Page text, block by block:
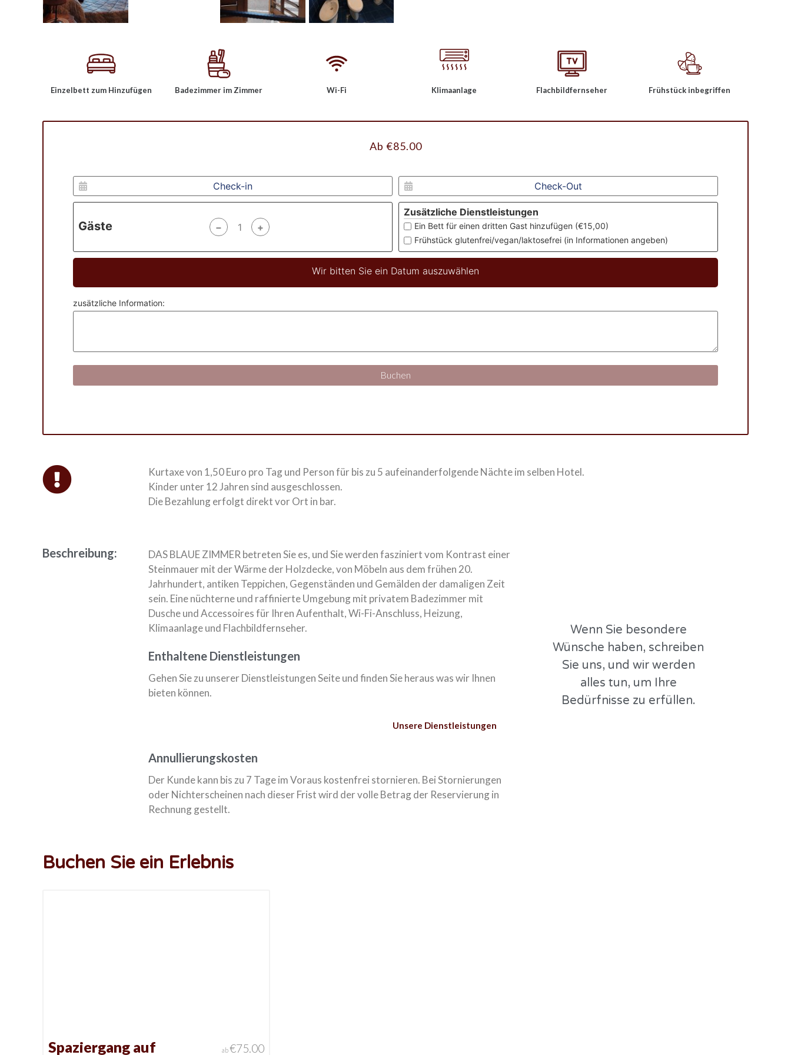
Einzelbett zum Hinzufügen Badezimmer im Zimmer Wi-Fi Klimaanlage Flachbildfernseher Frühstück inbegriffen
Ab €85.00
Gäste − +
Zusätzliche Dienstleistungen
Ein Bett für einen dritten Gast hinzufügen (€15,00)
Frühstück glutenfrei/vegan/laktosefrei (in Informationen angeben)
Wir bitten Sie ein Datum auszuwählen
zusätzliche Information:
Buchen
Kurtaxe von 1,50 Euro pro Tag und Person für bis zu 5 aufeinanderfolgende Nächte im selben Hotel.
Kinder unter 12 Jahren sind ausgeschlossen.
Die Bezahlung erfolgt direkt vor Ort in bar.
Beschreibung:
DAS BLAUE ZIMMER betreten Sie es, und Sie werden fasziniert vom Kontrast einer
Steinmauer mit der Wärme der Holzdecke, von Möbeln aus dem frühen 20.
Jahrhundert, antiken Teppichen, Gegenständen und Gemälden der damaligen Zeit
sein. Eine nüchterne und raffinierte Umgebung mit privatem Badezimmer mit
Dusche und Accessoires für Ihren Aufenthalt, Wi-Fi-Anschluss, Heizung,
Klimaanlage und Flachbildfernseher.
Enthaltene Dienstleistungen
Gehen Sie zu unserer Dienstleistungen Seite und finden Sie heraus was wir Ihnen
bieten können.
Unsere Dienstleistungen
Annullierungskosten
Der Kunde kann bis zu 7 Tage im Voraus kostenfrei stornieren. Bei Stornierungen
oder Nichterscheinen nach dieser Frist wird der volle Betrag der Reservierung in
Rechnung gestellt.
Wenn Sie besondere
Wünsche haben, schreiben
Sie uns, und wir werden
alles tun, um Ihre
Bedürfnisse zu erfüllen.
Buchen Sie ein Erlebnis
Spaziergang auf
ab€75.00